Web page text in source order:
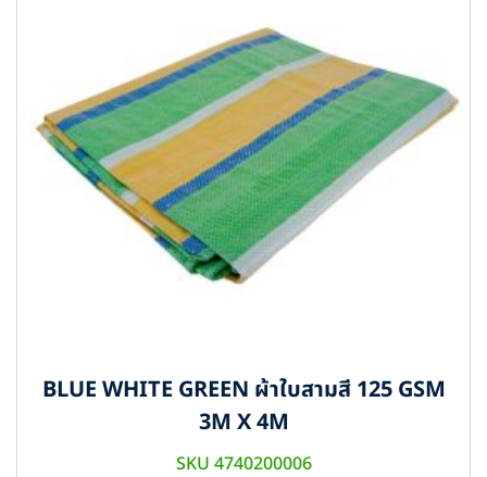
BLUE WHITE GREEN ผ้าใบสามสี 125 GSM
3M X 4M
SKU 4740200006